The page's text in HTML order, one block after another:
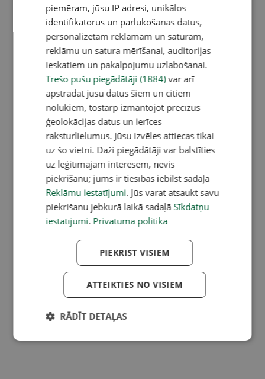
piemēram, jūsu IP adresi, unikālos
identifikatorus un pārlūkošanas datus,
personalizētām reklāmām un saturam,
reklāmu un satura mērīšanai, auditorijas
ieskatiem un pakalpojumu uzlabošanai.
Trešo pušu piegādātāji (1884)var arī
apstrādāt jūsu datus šiem un citiem
nolūkiem, tostarp izmantojot precīzus
ģeolokācijas datus un ierīces
raksturlielumus. Jūsu izvēles attiecas tikai
uz šo vietni. Daži piegādātāji var balstīties
uz leģitīmajām interesēm, nevis
piekrišanu; jums ir tiesības iebilst sadaļā
Reklāmu iestatījumi. Jūs varat atsaukt savu
piekrišanu jebkurā laikā sadaļā Sīkdatņu
iestatījumi. Privātuma politika
PIEKRIST VISIEM
ATTEIKTIES NO VISIEM
RĀDĪT DETAĻAS